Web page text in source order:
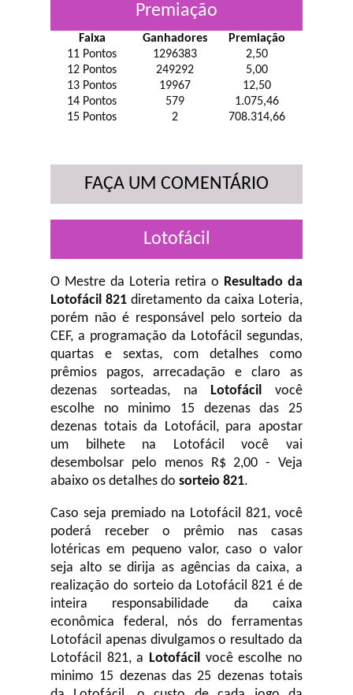
Premiação
Faixa Ganhadores
Premiação
11 Pontos
1296383
2,50
12 Pontos
249292
5,00
13 Pontos
19967
12,50
14 Pontos
579
1.075,46
15 Pontos
2 708.314,66
FAÇA UM COMENTÁRIO
Lotofácil
O Mestre da Loteria retira o Resultado da
Lotofácil 821 diretamento da caixa Loteria,
porém não é responsável pelo sorteio da
CEF, a programação da Lotofácil segundas,
quartas e sextas, com detalhes como
prêmios pagos, arrecadação e claro as
dezenas sorteadas, na Lotofácil você
escolhe no minimo 15 dezenas das 25
dezenas totais da Lotofácil, para apostar
um bilhete na Lotofácil você vai
desembolsar pelo menos R$ 2,00 - Veja
abaixo os detalhes do sorteio 821.
Caso seja premiado na Lotofácil 821, você
poderá receber o prêmio nas casas
lotéricas em pequeno valor, caso o valor
seja alto se dirija as agências da caixa, a
realização do sorteio da Lotofácil 821 é de
inteira responsabilidade da caixa
econômica federal, nós do ferramentas
Lotofácil apenas divulgamos o resultado da
Lotofácil 821, a Lotofácil você escolhe no
minimo 15 dezenas das 25 dezenas totais